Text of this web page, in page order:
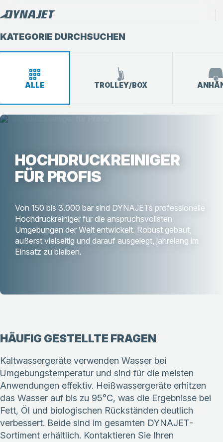
KATEGORIE DURCHSUCHEN
ALLE TROLLEY/BOX
HOCHDRUCKREINIGER
FÜR PROFIS
Von 150 bis 3.000 bar sind DYNAJETs professionelle
Hochdruckreiniger für die anspruchsvollsten
Umgebungen der Welt entwickelt. Robust gebaut,
äußerst vielseitig und darauf ausgelegt, jahrelang im
Einsatz zu bleiben.
HÄUFIG GESTELLTE FRAGEN
Kaltwassergeräte verwenden Wasser bei
Umgebungstemperatur und sind für die meisten
Anwendungen effektiv. Heißwassergeräte erhitzen
das Wasser auf bis zu 95°C, was die Ergebnisse bei
Fett, Öl und biologischen Rückständen deutlich
verbessert. Beide sind im gesamten DYNAJET-
Sortiment erhältlich. Kontaktieren Sie Ihren